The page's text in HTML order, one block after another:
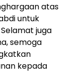
atas
untuk
juga
semoga
kepada